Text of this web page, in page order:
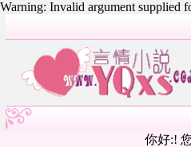
Warning: Invalid argument supplied
你好:!